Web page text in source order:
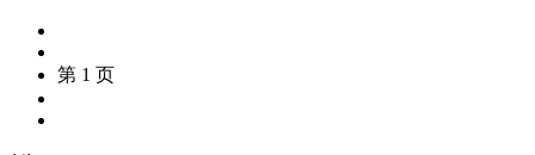
第 1 页